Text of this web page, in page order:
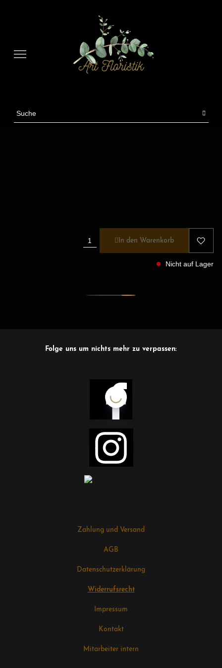
In den Warenkorb
Nicht auf Lager
Folge uns um nichts mehr zu verpassen:
Zahlung und Versand
AGB
Datenschutzerklärung
Widerrufsrecht
Impressum
Kontakt
Mitarbeiter intern